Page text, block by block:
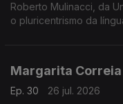
Roberto Mulinacci, da
o pluricentrismo da
Margarita Correia
Ep. 30
26 jul. 2026